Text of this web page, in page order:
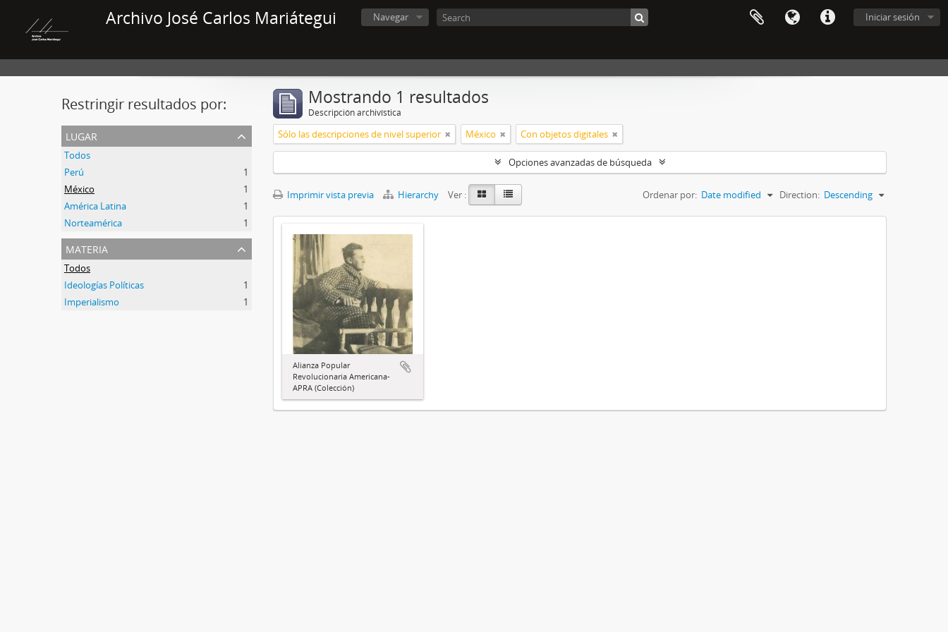
Archivo José Carlos Mariátegui Iniciar sesión
Navegar
Restringir resultados por:
lugar
Todos
Perú
1
México
1
América Latina
1
Norteamérica
1
materia
Todos
Ideologías Políticas
1
Imperialismo
1
Mostrando 1 resultados
Descripción archivística
Sólo las descripciones de nivel superior México Con objetos digitales
Opciones avanzadas de búsqueda
Imprimir vista previa Hierarchy Ver : Ordenar por: Date modified Direction: Descending
Alianza Popular
Revolucionaria Americana-
APRA (Colección)